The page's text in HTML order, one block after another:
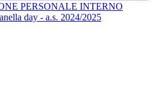
PERSONALE INTERNO
day - a.s. 2024/2025